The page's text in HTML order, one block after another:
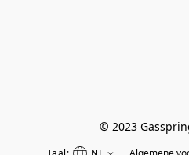
© 2023